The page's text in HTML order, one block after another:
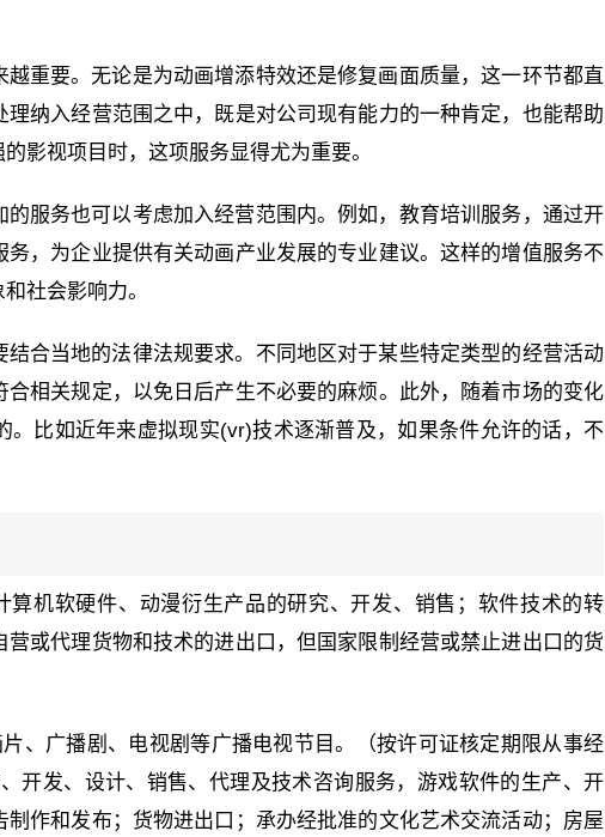
重要。无论是为动画增添特效还是修复画面质量，这一环节都直
纳入经营范围之中，既是对公司现有能力的一种肯定，也能帮助
影视项目时，这项服务显得尤为重要。
服务也可以考虑加入经营范围内。例如，教育培训服务，通过开
，为企业提供有关动画产业发展的专业建议。这样的增值服务不
社会影响力。
合当地的法律法规要求。不同地区对于某些特定类型的经营活动
相关规定，以免日后产生不必要的麻烦。此外，随着市场的变化
比如近年来虚拟现实(vr)技术逐渐普及，如果条件允许的话，不
算机软硬件、动漫衍生产品的研究、开发、销售；软件技术的转
或代理货物和技术的进出口，但国家限制经营或禁止进出口的货
、广播剧、电视剧等广播电视节目。（按许可证核定期限从事经
开发、设计、销售、代理及技术咨询服务，游戏软件的生产、开
作和发布；货物进出口；承办经批准的文化艺术交流活动；房屋